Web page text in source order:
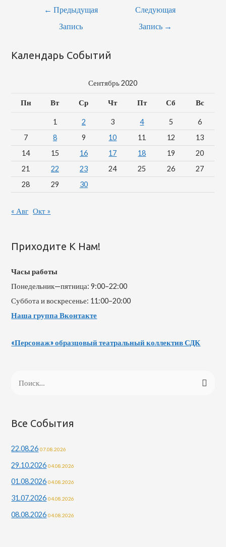
Навигация
← Предыдущая
Запись
Следующая
Запись →
Календарь Событий
Сентябрь 2020
Пн Вт Ср Чт Пт Сб Вс
1 2 3 4 5
6
7
8 9 10 11 12
13
14
15 16 17 18 19
20
21
22 23 24 25 26
27
28
29 30
« Авг Окт »
Приходите К Нам!
Часы работы
Понедельник—пятница: 9:00–22:00
Суббота и воскресенье: 11:00–20:00
Наша группа Вконтакте
«Персонаж» образцовый театральный коллектив СДК
т
:
Все События
22.08.26 07.08.2026
29.10.2026 04.08.2026
01.08.2026 04.08.2026
31.07.2026 04.08.2026
08.08.2026 04.08.2026